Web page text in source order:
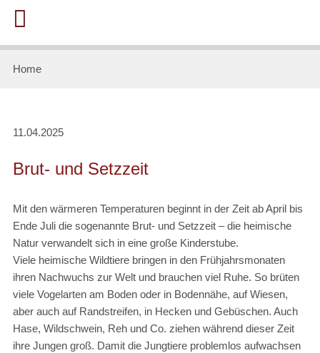
Home
11.04.2025
Brut- und Setzzeit
Mit den wärmeren Temperaturen beginnt in der Zeit ab April bis
Ende Juli die sogenannte Brut- und Setzzeit – die heimische
Natur verwandelt sich in eine große Kinderstube.
Viele heimische Wildtiere bringen in den Frühjahrsmonaten
ihren Nachwuchs zur Welt und brauchen viel Ruhe. So brüten
viele Vogelarten am Boden oder in Bodennähe, auf Wiesen,
aber auch auf Randstreifen, in Hecken und Gebüschen. Auch
Hase, Wildschwein, Reh und Co. ziehen während dieser Zeit
ihre Jungen groß. Damit die Jungtiere problemlos aufwachsen